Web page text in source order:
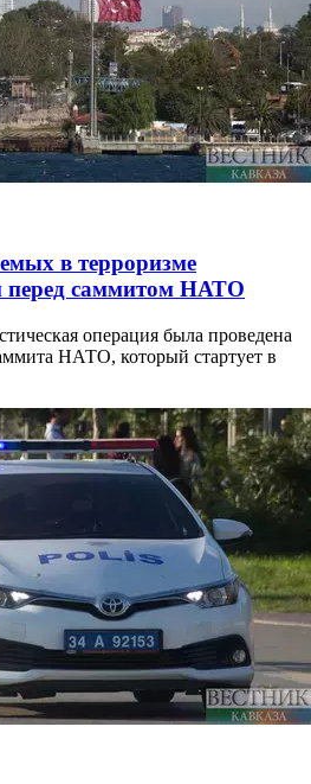
в терроризме
перед саммитом НАТО
операция была проведена
НАТО, который стартует в